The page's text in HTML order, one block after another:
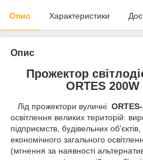
Опис Характеристики
Опис
Прожектор
ORTES
Лід прожектори вуличні
освітлення великих територій:
підприємств, будівельних
економічного загального
(мгнення за наявності